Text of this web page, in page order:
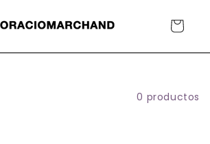
Carrito
0 productos